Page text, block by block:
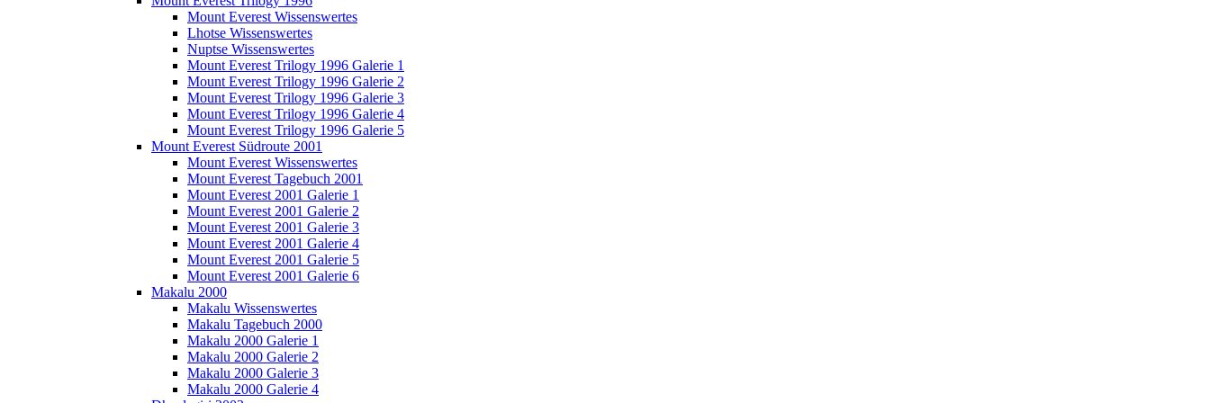
Mount Everest Wissenswertes
Lhotse Wissenswertes
Nuptse Wissenswertes
Mount Everest Trilogy 1996 Galerie 1
Mount Everest Trilogy 1996 Galerie 2
Mount Everest Trilogy 1996 Galerie 3
Mount Everest Trilogy 1996 Galerie 4
Mount Everest Trilogy 1996 Galerie 5
Mount Everest Südroute 2001
Mount Everest Wissenswertes
Mount Everest Tagebuch 2001
Mount Everest 2001 Galerie 1
Mount Everest 2001 Galerie 2
Mount Everest 2001 Galerie 3
Mount Everest 2001 Galerie 4
Mount Everest 2001 Galerie 5
Mount Everest 2001 Galerie 6
Makalu 2000
Makalu Wissenswertes
Makalu Tagebuch 2000
Makalu 2000 Galerie 1
Makalu 2000 Galerie 2
Makalu 2000 Galerie 3
Makalu 2000 Galerie 4